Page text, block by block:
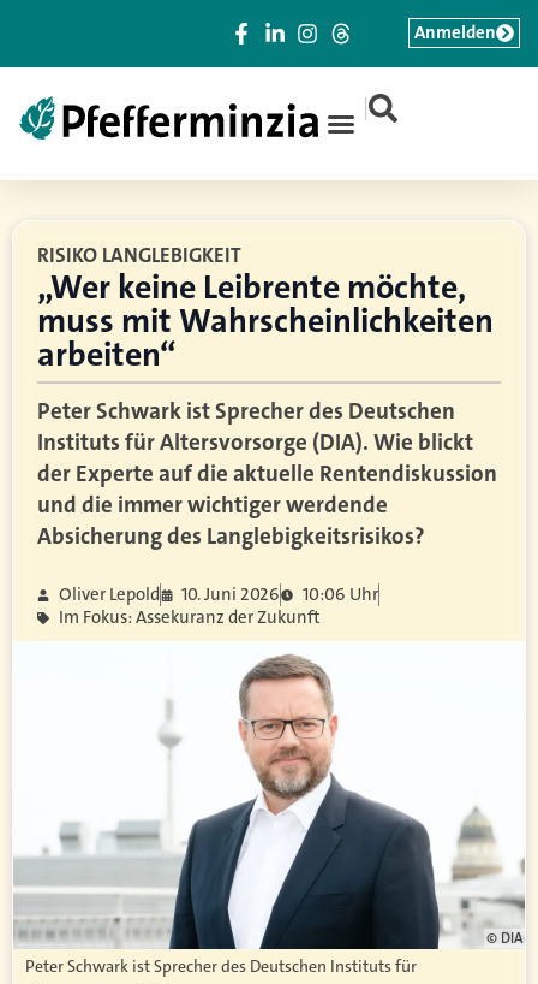
|
Anmelden
RISIKO LANGLEBIGKEIT
„Wer keine Leibrente möchte,
muss mit Wahrscheinlichkeiten
arbeiten“
Peter Schwark ist Sprecher des Deutschen
Instituts für Altersvorsorge (DIA). Wie blickt
der Experte auf die aktuelle Rentendiskussion
und die immer wichtiger werdende
Absicherung des Langlebigkeitsrisikos?
Oliver Lepold 10. Juni 2026
10:06 Uhr
Im Fokus: Assekuranz der Zukunft
© DIA
Peter Schwark ist Sprecher des Deutschen Instituts für